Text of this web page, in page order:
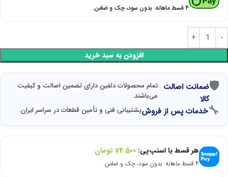
۴ قسط ماهانه. بدون سود، چک و ضامن.
افزودن به سبد خرید
🛡ضمانت اصالت
کالا
تمام محصولات دلفین دارای تضمین اصالت و کیفیت
می‌باشند.
🔧خدمات پس از فروشپشتیبانی فنی و تأمین قطعات در سراسر ایران.
هر قسط با اسنپ‌پی: 74.500 تومان
۴ قسط ماهانه. بدون سود، چک و ضامن.